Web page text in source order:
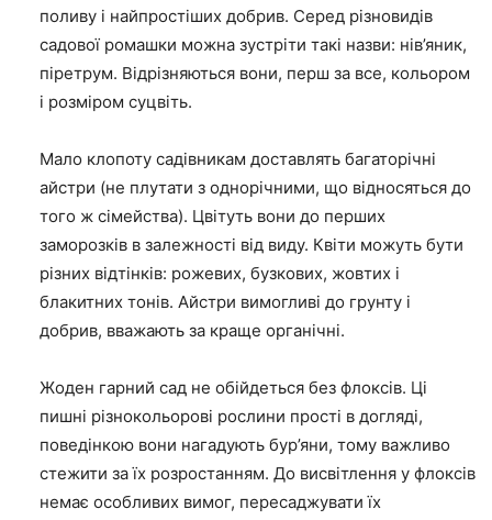
поливу і найпростіших добрив. Серед різновидів
садової ромашки можна зустріти такі назви: нів’яник,
піретрум. Відрізняються вони, перш за все, кольором
і розміром суцвіть.
Мало клопоту садівникам доставлять багаторічні
айстри (не плутати з однорічними, що відносяться до
того ж сімейства). Цвітуть вони до перших
заморозків в залежності від виду. Квіти можуть бути
різних відтінків: рожевих, бузкових, жовтих і
блакитних тонів. Айстри вимогливі до грунту і
добрив, вважають за краще органічні.
Жоден гарний сад не обійдеться без флоксів. Ці
пишні різнокольорові рослини прості в догляді,
поведінкою вони нагадують бур’яни, тому важливо
стежити за їх розростанням. До висвітлення у флоксів
немає особливих вимог, пересаджувати їх